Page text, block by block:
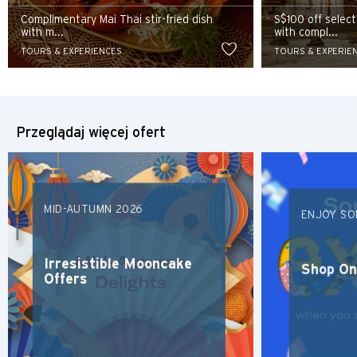
Complimentary Mai Thai stir-fried dish
with m...
TOURS & EXPERIENCES
S$100 off
with compl...
TOURS &
Przeglądaj więcej ofert
MID-AUTUMN 2026
Irresistible Mooncake
Offers
ENJOY
Shop
tej stronie.
Tokio, Japan
S
H
Hongkong
wyspa Hongkong, Hong Kong
K
Koulun, Hong Kong
N